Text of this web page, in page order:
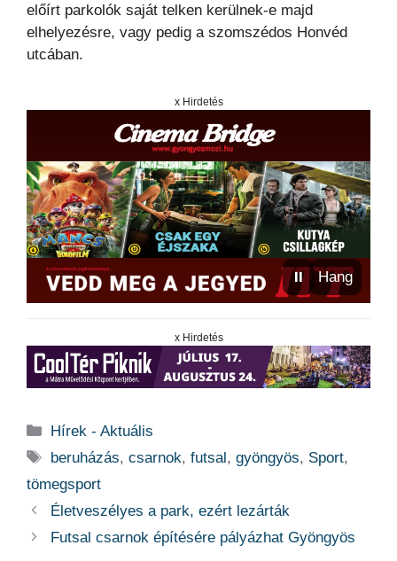
előírt parkolók saját telken kerülnek-e majd
elhelyezésre, vagy pedig a szomszédos Honvéd
utcában.
x Hirdetés
⏸ Hang
x Hirdetés
Kategória
Hírek - Aktuális
Címkék
beruházás,csarnok,futsal,gyöngyös, Sport,
tömegsport
Életveszélyes a park, ezért lezárták
Futsal csarnok építésére pályázhat Gyöngyös